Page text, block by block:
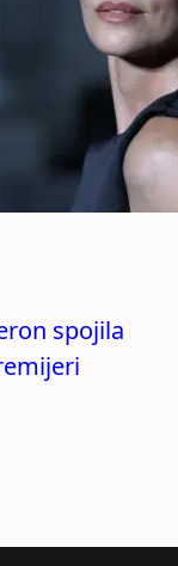
spojila